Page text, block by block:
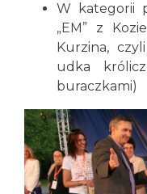
W kategorii
„EM” z
Kurzina,
udka
buraczkami)